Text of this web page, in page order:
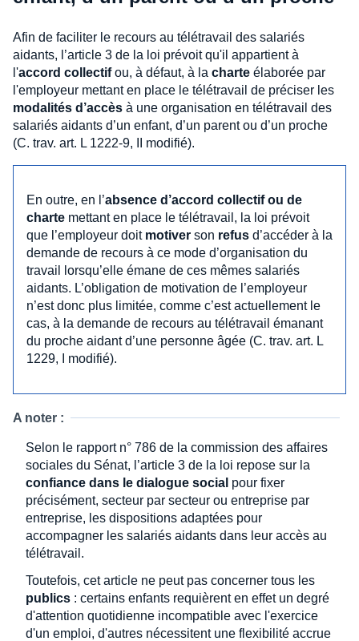
Afin de faciliter le recours au télétravail des salariés
aidants, l’article 3 de la loi prévoit qu'il appartient à
l'accord collectifou, à défaut, à la charte élaborée par
l'employeur mettant en place le télétravail de préciser les
modalités d’accès à une organisation en télétravail des
salariés aidants d’un enfant, d’un parent ou d’un proche
(C. trav. art. L 1222-9, II modifié).
En outre, en l’absence d’accord collectif ou de
charte mettant en place le télétravail, la loi prévoit
que l’employeur doit motiver son refus d’accéder à la
demande de recours à ce mode d’organisation du
travail lorsqu’elle émane de ces mêmes salariés
aidants. L’obligation de motivation de l’employeur
n’est donc plus limitée, comme c’est actuellement le
cas, à la demande de recours au télétravail émanant
du proche aidant d’une personne âgée (C. trav. art. L
1229, I modifié).
A noter :
Selon le rapport n° 786 de la commission des affaires
sociales du Sénat, l’article 3 de la loi repose sur la
confiance dans le dialogue social pour fixer
précisément, secteur par secteur ou entreprise par
entreprise, les dispositions adaptées pour
accompagner les salariés aidants dans leur accès au
télétravail.
Toutefois, cet article ne peut pas concerner tous les
publics : certains enfants requièrent en effet un degré
d'attention quotidienne incompatible avec l'exercice
d'un emploi, d'autres nécessitent une flexibilité accrue